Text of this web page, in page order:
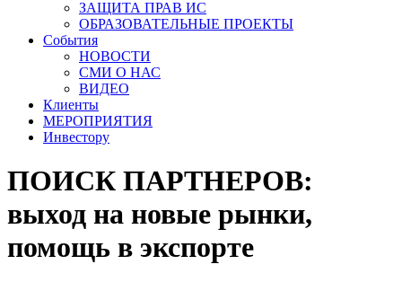
ЗАЩИТА ПРАВ ИС
ОБРАЗОВАТЕЛЬНЫЕ ПРОЕКТЫ
События
НОВОСТИ
СМИ О НАС
ВИДЕО
Клиенты
МЕРОПРИЯТИЯ
Инвестору
ПОИСК ПАРТНЕРОВ:
выход на новые рынки,
помощь в экспорте